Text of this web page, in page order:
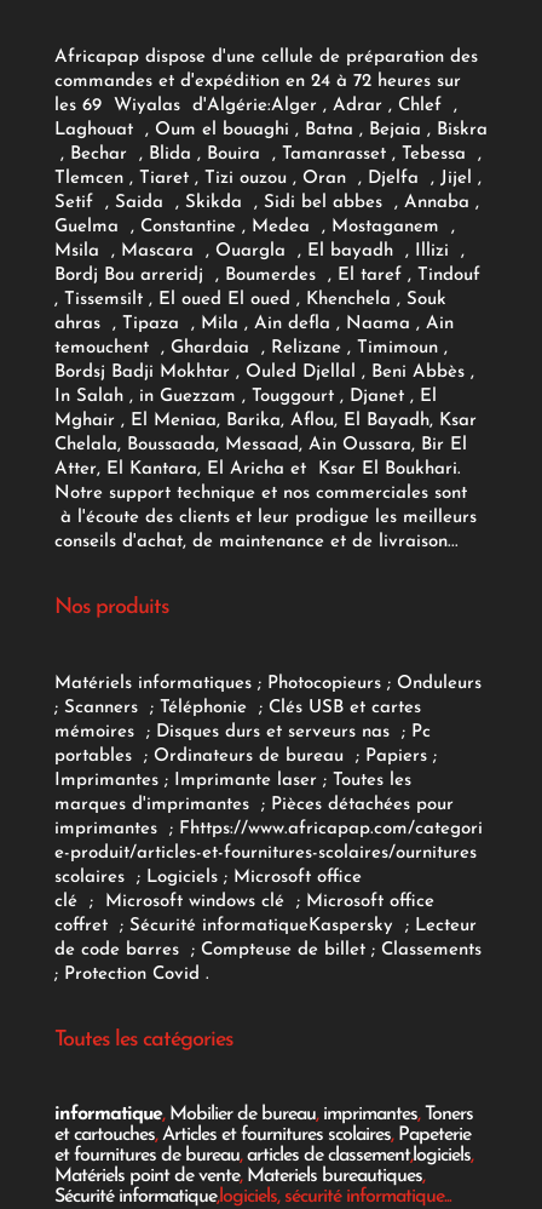
Africapap dispose d'une cellule de préparation des
commandes et d'expédition en 24 à 72 heures sur
les 69 Wiyalas d'Algérie:Alger , Adrar, Chlef ,
Laghouat , Oum el bouaghi , Batna , Bejaia , Biskra
, Bechar , Blida , Bouira , Tamanrasset , Tebessa ,
Tlemcen , Tiaret , Tizi ouzou , Oran , Djelfa , Jijel ,
Setif , Saida , Skikda , Sidi bel abbes , Annaba ,
Guelma , Constantine , Medea , Mostaganem ,
Msila , Mascara , Ouargla , El bayadh , Illizi ,
Bordj Bou arreridj , Boumerdes , El taref , Tindouf
, Tissemsilt , El oued El oued , Khenchela , Souk
ahras , Tipaza , Mila , Ain defla , Naama , Ain
temouchent , Ghardaia , Relizane , Timimoun ,
Bordsj Badji Mokhtar , Ouled Djellal , Beni Abbès ,
In Salah , in Guezzam , Touggourt , Djanet , El
Mghair , El Meniaa, Barika, Aflou, El Bayadh, Ksar
Chelala, Boussaada, Messaad, Ain Oussara, Bir El
Atter, El Kantara, El Aricha et Ksar El Boukhari.
Notre support technique et nos commerciales sont
à l'écoute des clients et leur prodigue les meilleurs
conseils d'achat, de maintenance et de livraison...
Nos produits
Matériels informatiques; Photocopieurs; Onduleurs
; Scanners ; Téléphonie ; Clés USB et cartes
mémoires
; Disques durs et serveurs nas ; Pc
portables
; Ordinateurs de bureau ; Papiers;
Imprimantes;Imprimante laser; Toutes les
marques d'imprimantes
; Pièces détachées pour
imprimantes
; Fhttps://www.africapap.com/categori
e-produit/articles-et-fournitures-scolaires/ournitures
scolaires; Logiciels ; Microsoft office
clé
; Microsoft windows clé; Microsoft office
coffret ; Sécurité informatiqueKaspersky ; Lecteur
de code barres
; Compteuse de billet; Classements
; Protection Covid .
Toutes les catégories
informatique, Mobilier de bureau, imprimantes, Toners
et cartouches,Articles et fournitures scolaires, Papeterie
et fournitures de bureau,articles de classement,logiciels,
Matériels point de vente, Materiels bureautiques,
Sécurité informatique,logiciels, sécurité informatique...